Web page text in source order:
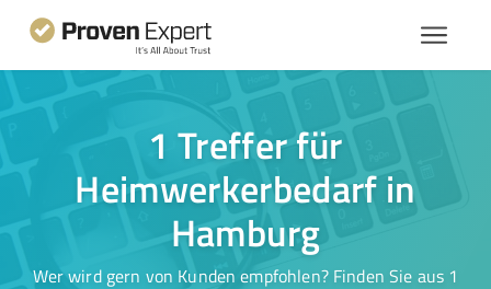
1 Treffer für
Heimwerkerbedarf in
Hamburg
Wer wird gern von Kunden empfohlen? Finden Sie aus 1